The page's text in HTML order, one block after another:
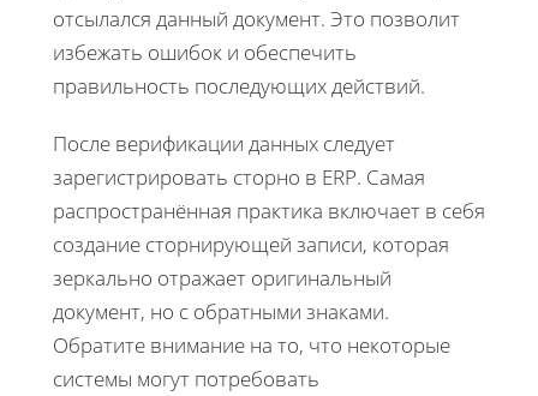
отсылался данный документ. Это позволит
избежать ошибок и обеспечить
правильность последующих действий.
После верификации данных следует
зарегистрировать сторно в ERP. Самая
распространённая практика включает в себя
создание сторнирующей записи, которая
зеркально отражает оригинальный
документ, но с обратными знаками.
Обратите внимание на то, что некоторые
системы могут потребовать